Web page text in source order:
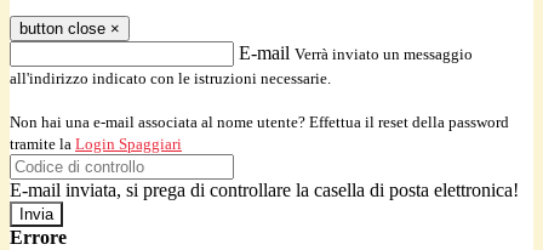
button close ×
E-mail Verrà inviato un messaggio
all'indirizzo indicato con le istruzioni necessarie.
Non hai una e-mail associata al nome utente? Effettua il reset della password
tramite la Login Spaggiari
E-mail inviata, si prega di controllare la casella di posta elettronica!
Errore